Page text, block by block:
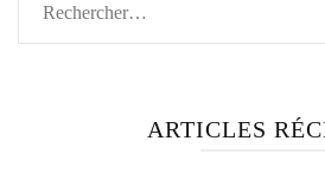
Rechercher :
ARTICLES